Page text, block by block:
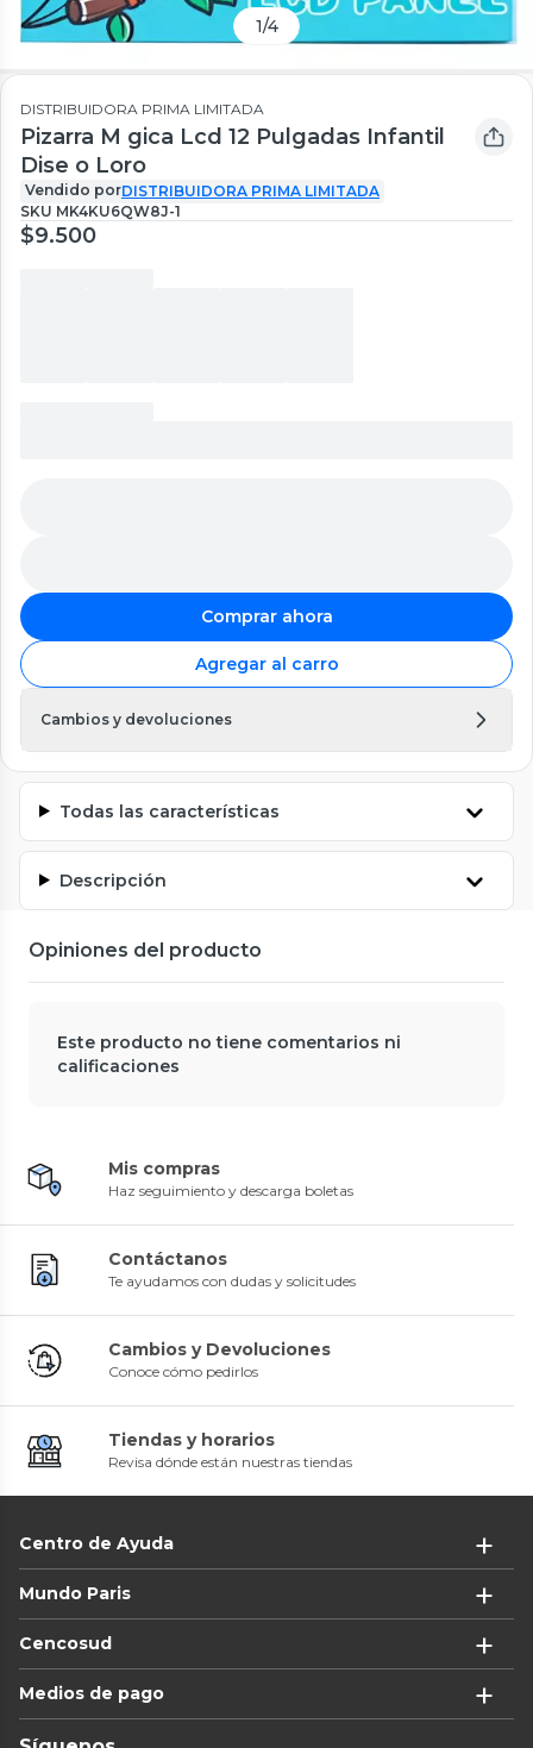
1/4
DISTRIBUIDORA PRIMA LIMITADA
Pizarra M gica Lcd 12 Pulgadas Infantil
Dise o Loro
Vendido porDISTRIBUIDORA PRIMA LIMITADA
SKU MK4KU6QW8J-1
$9.500
Comprar ahora
Agregar al carro
Cambios y devoluciones
Todas las características
Descripción
Opiniones del producto
Este producto no tiene comentarios ni
calificaciones
Mis compras
Haz seguimiento y descarga boletas
Contáctanos
Te ayudamos con dudas y solicitudes
Cambios y Devoluciones
Conoce cómo pedirlos
Tiendas y horarios
Revisa dónde están nuestras tiendas
Centro de Ayuda
Mundo Paris
Cencosud
Medios de pago